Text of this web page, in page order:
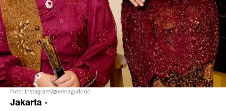
Foto: Instagram/@erinagudono
Jakarta-